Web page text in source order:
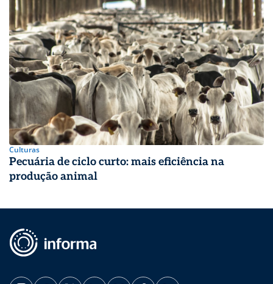
Culturas
Pecuária de ciclo curto: mais eficiência na
produção animal